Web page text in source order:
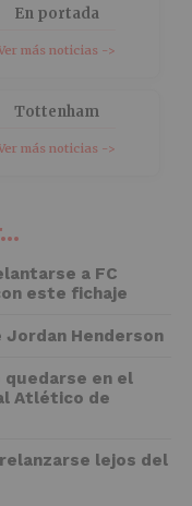
En portada
más noticias ->
Tottenham
más noticias ->
a FC
este fichaje
Jordan Henderson
en el
Atlético de
lejos del